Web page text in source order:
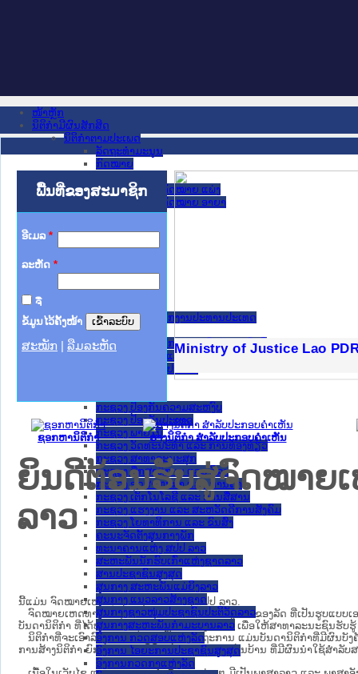
ໜ້າຫຼັກ
ນິຕິກໍາມີຜົນສັກສິດ
ນິຕິກໍາຕາມປະເພດ
ລັດຖະທໍາມະນູນ
ກົດໝາຍ
ປະມວນກົດໝາຍ ແພ່ງ
ປະມວນກົດໝາຍ ອາຍາ
ມະຕິຕົກລົງ
ຄໍາແນະນໍາ
ຫ້ອງວ່າການສໍານັກງານປະທານປະເທດ
ສະພາແຫ່ງຊາດ
ຫ້ອງວ່າການສຳນັກງານນາຍົກລັດຖະມົນຕີ
ກະຊວງ ກະສິກຳ ແລະ ສິ່ງແວດລ້ອມ
ກະຊວງ ການຕ່າງປະເທດ
ກະຊວງ ປ້ອງກັນຄວາມສະຫງົບ
ກະຊວງ ປ້ອງກັນປະເທດ
ກະຊວງ ພາຍໃນ
ກະຊວງ ວັດທະນະທຳ ແລະ ການທ່ອງທ່ຽວ
ກະຊວງ ສາທາລະນະສຸກ
ກະຊວງ ສຶກສາທິການ ແລະ ກິລາ
ກະຊວງ ອຸດສາຫະກຳ ແລະ ການຄ້າ
ກະຊວງ ເຕັກໂນໂລຊີ ແລະ ການສື່ສານ
ກະຊວງ ແຮງງານ ແລະ ສະຫວັດດີການສັງຄົມ
ກະຊວງ ໂຍທາທິການ ແລະ ຂົນສົ່ງ
ຄະນະຈັດຕັ້ງສູນກາງພັກ
ທະນາຄານແຫ່ງ ສປປ ລາວ
ສະຫະພັນນັກຮົບເກົ່າແຫ່ງຊາດລາວ
ສານປະຊາຊົນສູງສຸດ
ສູນກາງ ສະຫະພັນແມ່ຍິງລາວ
ສູນກາງ ແນວລາວສ້າງຊາດ
ສູນກາງຊາວໜຸ່ມປະຊາຊົນປະຕິວັດລາວ
ສູນກາງສະຫະພັນກຳມະບານລາວ
ອົງການ ກວດສອບແຫ່ງລັດ
ອົງການ ໄອຍະການປະຊາຊົນສູງສຸດ
ອົງການກວດກາແຫ່ງລັດ
ພື້ນທີ່ຂອງສະມາຊິກ
ອີເມລ *
ລະຫັດ *
ຈື່
ຂໍ້ມູນໄວ້ຄັ້ງໜ້າ
ສະໝັກ ລືມລະຫັດ Ministry of Justice Lao
ຫດທາງລັດຖະການ ໃຫ້ຜູ້
ະຕິບັດວຽກງານຈົດໝາຍເຫດ
ຈົດໝາຍເຫດທາງລັດຖະການ
ຈົດໝາຍເຫດທາງລັດຖະການ
ວັບໄຊຈົດໝາຍເຫດທາງ
ວັບໄຊຈົດໝາຍເຫດທາງ
ລັດຖະການໃຫ້ຜູ້ປະສານງານ
ຫດທາງລັດຖະການ ໃຫ້ຜູ້
ຊອກຫານິຕິກໍາ ຮ່າງນິຕິກໍາ ສໍາລັບປະກອບຄໍາເຫັນ
ຍິນດີຕ້ອນຮັບສູ່ຈົດໝາຍເ
ລາວ
ນີ້ແມ່ນ ຈົດໝາຍເຫດທາງລັດຖະການ ຂອງ ສປປ ລາວ.
ຈົດໝາຍເຫດທາງລັດຖະການ ແມ່ນ​ເອ​ກະ​ສານ​ທາງ​ການ​ຂອງ​ລັດ ທີ່​ເປັນ​ຮູບ​ແບບ​ເ
ບັນ​ດາ​ນິ​ຕິ​ກຳ ທີ່ໄດ້ປະກາດໃຊ້ແລ້ວ ຫຼື ເອົາຮ່າງນິຕິກໍາ ເພື່ອໃຫ້​ສາ​ທາ​ລະ​ນະ​ຊົນ​ຮັບ​
ນິ​ຕິ​ກຳ​ທີ່​ຈະ​ເອົາ​ລົງ​ໃນ​ຈົດ​ໝາຍ​ເຫດ​ທາງ​ລັດ​ຖະ​ການ ​ແມ່ນ​ບັນ​ດາ​ນິ​ຕິ​ກຳ​ທີ່​ມີ​ຜົນ​ບັ
ການ​ສ້າງ​ນິ​ຕິ​ກຳ ຍົກ​ເວັ້ນ​ບັນ​ດານິ​ຕິ​ກຳ​ຂັ້ນ​ເມືອງ ແລະ ຂັ້ນ​ບ້ານ ​ທີ່​ມີ​ຜົນ​ນຳ​ໃຊ້​ສຳ​ລັບ​